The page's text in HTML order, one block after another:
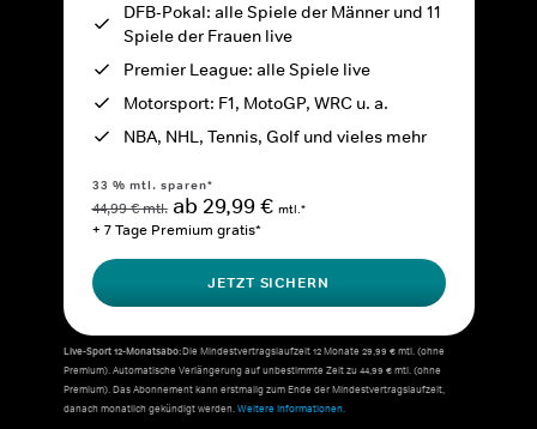
DFB-Pokal: alle Spiele der Männer und 11
Spiele der Frauen live
Premier League: alle Spiele live
Motorsport: F1, MotoGP, WRC u. a.
NBA, NHL, Tennis, Golf und vieles mehr
33 % mtl. sparen*
44,99 € mtl. ab 29,99 € mtl.*
+ 7 Tage Premium gratis*
JETZT SICHERN
Live-Sport 12-Monatsabo:Die Mindestvertragslaufzeit 12 Monate 29,99 € mtl. (ohne
Premium). Automatische Verlängerung auf unbestimmte Zeit zu 44,99 € mtl. (ohne
Premium). Das Abonnement kann erstmalig zum Ende der Mindestvertragslaufzeit,
danach monatlich gekündigt werden.Weitere Informationen.